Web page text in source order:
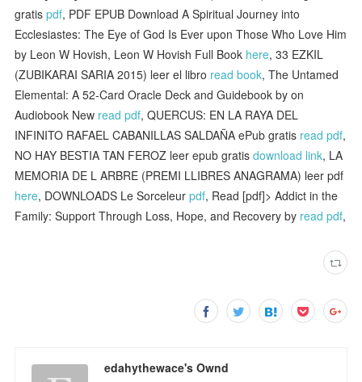
gratispdf, PDF EPUB Download A Spiritual Journey into
Ecclesiastes: The Eye of God Is Ever upon Those Who Love Him
by Leon W Hovish, Leon W Hovish Full Book here, 33 EZKIL
(ZUBIKARAI SARIA 2015) leer el libro read book, The Untamed
Elemental: A 52-Card Oracle Deck and Guidebook by on
Audiobook New read pdf, QUERCUS: EN LA RAYA DEL
INFINITO RAFAEL CABANILLAS SALDAÑA ePub gratis read pdf,
NO HAY BESTIA TAN FEROZ leer epub gratisdownload link, LA
MEMORIA DE L ARBRE (PREMI LLIBRES ANAGRAMA) leer pdf
here, DOWNLOADS Le Sorceleurpdf, Read [pdf]> Addict in the
Family: Support Through Loss, Hope, and Recovery by read pdf,
edahythewace's Ownd